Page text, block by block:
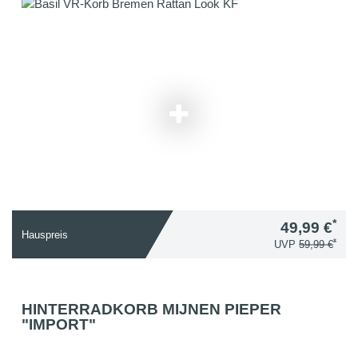
Hauspreis 49,99 €*
UVP 59,99 €*
HINTERRADKORB MIJNEN PIEPER
"IMPORT"